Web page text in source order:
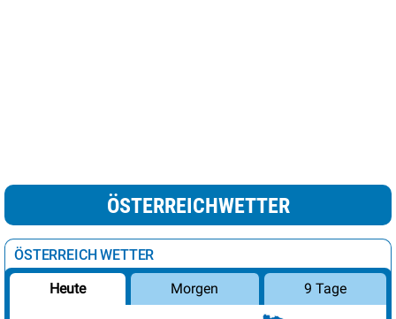
ÖSTERREICHWETTER
ÖSTERREICH WETTER
Heute Morgen 9 Tage